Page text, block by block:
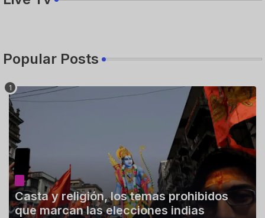
Popular Posts
Casta y religión, los temas prohibidos
que marcan las elecciones indias